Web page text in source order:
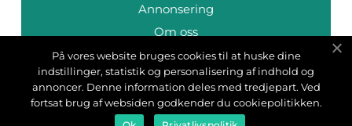
Annonsering
Om oss
Cookies
Kontakta oss
Sitemap
På vores website bruges cookies til at huske dine
indstillinger, statistik og personalisering af indhold og
annoncer. Denne information deles med tredjepart. Ved
fortsat brug af websiden godkender du cookiepolitikken.